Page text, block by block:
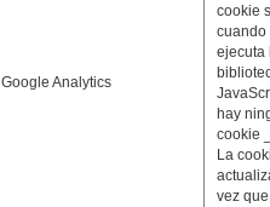
Google Analytics
cookie
cuando
ejecuta
hay
cookie
La
vez